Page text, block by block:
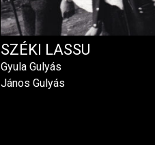
SZÉKI LASSU
Gyula Gulyás
János Gulyás